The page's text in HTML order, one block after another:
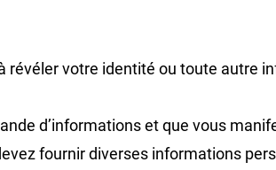
votre identité ou toute autre
d’informations et que vous
fournir diverses informations